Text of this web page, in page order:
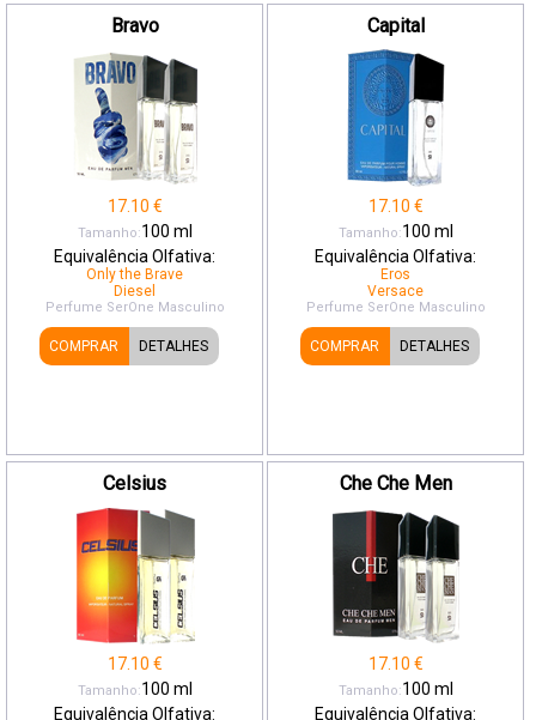
Bravo
17.10 €
Tamanho:100 ml
Equivalência Olfativa:
Only the Brave
Diesel
Perfume SerOne Masculino
COMPRAR DETALHES
Capital
17.10 €
Tamanho:100 ml
Equivalência Olfativa:
Eros
Versace
Perfume SerOne Masculino
COMPRAR DETALHES
Celsius
17.10 €
Tamanho:100 ml
Equivalência Olfativa:
Che Che Men
17.10 €
Tamanho:100 ml
Equivalência Olfativa: